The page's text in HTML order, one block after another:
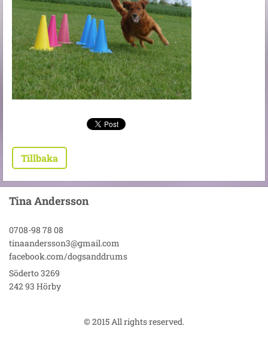
Tillbaka
Tina Andersson
0708-98 78 08
tinaandersson3@gmail.com
facebook.com/dogsanddrums
Söderto 3269
242 93 Hörby
© 2015 All rights reserved.